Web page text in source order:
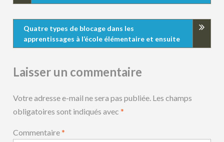
Quatre types de blocage dans les
apprentissages à l’école élémentaire et ensuite
Laisser un commentaire
Votre adresse e-mail ne sera pas publiée. Les champs
obligatoires sont indiqués avec*
Commentaire*